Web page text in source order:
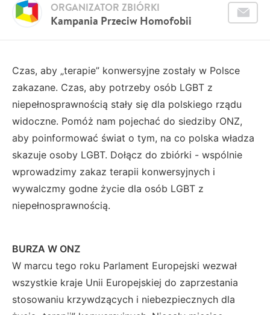
Kampania Przeciw Homofobii
ORGANIZATOR ZBIÓRKI
Czas, aby „terapie” konwersyjne zostały w Polsce
zakazane. Czas, aby potrzeby osób LGBT z
niepełnosprawnością stały się dla polskiego rządu
widoczne. Pomóż nam pojechać do siedziby ONZ,
aby poinformować świat o tym, na co polska władza
skazuje osoby LGBT. Dołącz do zbiórki - wspólnie
wprowadzimy zakaz terapii konwersyjnych i
wywalczmy godne życie dla osób LGBT z
niepełnosprawnością.
BURZA W ONZ
W marcu tego roku Parlament Europejski wezwał
wszystkie kraje Unii Europejskiej do zaprzestania
stosowaniu krzywdzących i niebezpiecznych dla